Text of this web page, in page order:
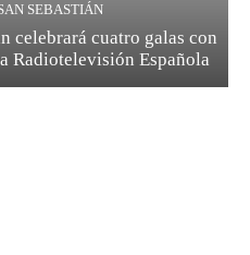
SEBASTIÁN
celebrará cuatro galas con
Radiotelevisión Española